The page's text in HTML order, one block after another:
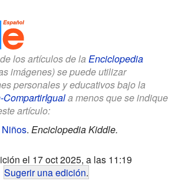
los artículos de la Enciclopedia
imágenes) se puede utilizar
personales y educativos bajo la
CompartirIguala menos que se indique
artículo:
. Enciclopedia Kiddle.
el 17 oct 2025, a las 11:19
Sugerir una edición.